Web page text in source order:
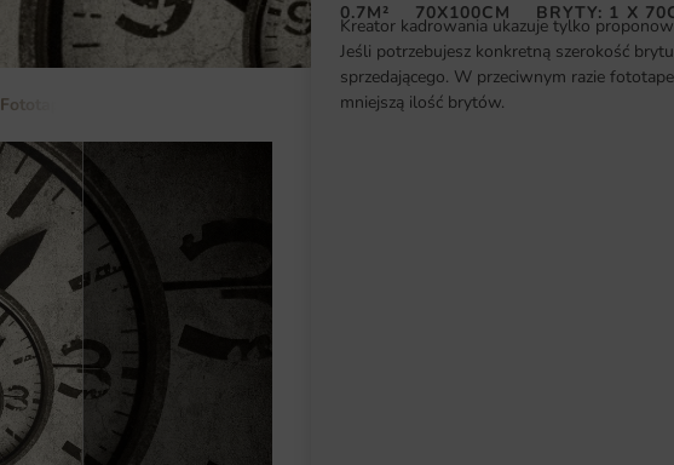
Fototapety do salonu Fototapeta Sprężyna Czasu
0.7M² 70X100CM BRYTY: 1 X
Kreator kadrowania ukazuje tylko
Jeśli potrzebujesz konkretną szerokość
sprzedającego. W przeciwnym razie
mniejszą ilość brytów.